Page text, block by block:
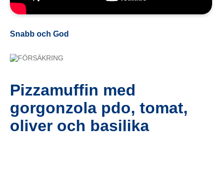
Snabb och God
FÖRSÄKRING
Pizzamuffin med
gorgonzola pdo, tomat,
oliver och basilika